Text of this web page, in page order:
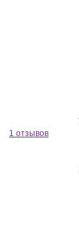
1 отзывов